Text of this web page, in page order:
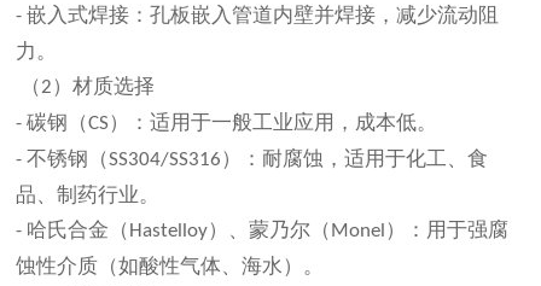
-嵌入式焊接：孔板嵌入管道内壁并焊接，减少流动阻
力。
（2 ）材质选择
-碳钢（CS）：适用于一般工业应用，成本低。
-不锈钢（SS304/SS316 ）：耐腐蚀，适用于化工、食
品、制药行业。
- 哈氏合金（ Hastelloy）、蒙乃尔（ Monel ）：用于强腐
蚀性介质（如酸性气体、海水）。